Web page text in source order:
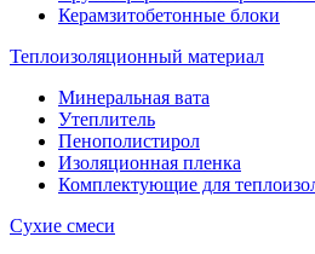
Керамзитобетонные блоки
Теплоизоляционный материал
Минеральная вата
Утеплитель
Пенополистирол
Изоляционная пленка
Комплектующие для
Сухие смеси